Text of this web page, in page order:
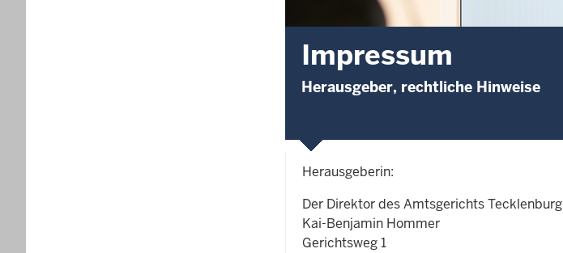
Impressum
Herausgeber, rechtliche Hinweise
Herausgeberin:
Der Direktor des Amtsgerichts Tecklenburg
Kai-Benjamin Hommer
Gerichtsweg 1